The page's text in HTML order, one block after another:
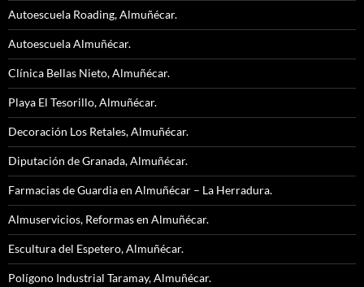
Autoescuela Roading, Almuñécar.
Autoescuela Almuñécar.
Clínica Bellas Nieto, Almuñécar.
Playa El Tesorillo, Almuñécar.
Decoración Los Retales, Almuñécar.
Diputación de Granada, Almuñécar.
Farmacias de Guardia en Almuñécar – La Herradura.
Almuservicios, Reformas en Almuñécar.
Escultura del Espetero, Almuñécar.
Polígono Industrial Taramay, Almuñécar.